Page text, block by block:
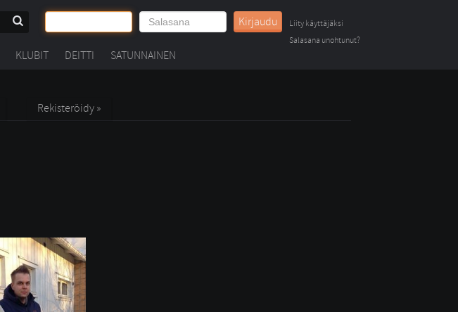
Kirjaudu
Liity käyttäjäksi
Salasana unohtunut?
KLUBIT DEITTI SATUNNAINEN
Rekisteröidy »